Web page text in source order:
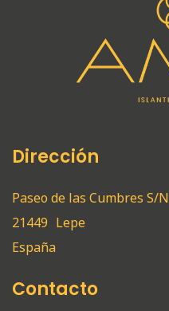
Dirección
Paseo de las Cumbres S/N
21449 Lepe
España
Contacto